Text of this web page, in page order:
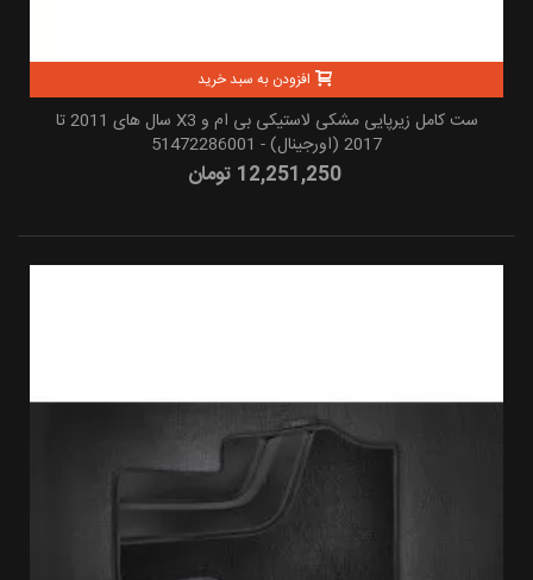
افزودن به سبد خرید
ست کامل زیرپایی مشکی لاستیکی بی ام و X3 سال های 2011 تا
2017 (اورجینال) - 51472286001
12,251,250 تومان